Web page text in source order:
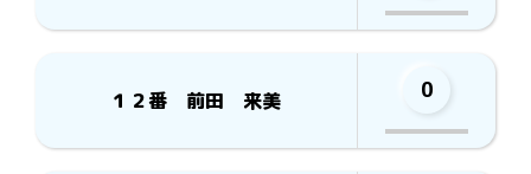
１２番 前田 来美 0